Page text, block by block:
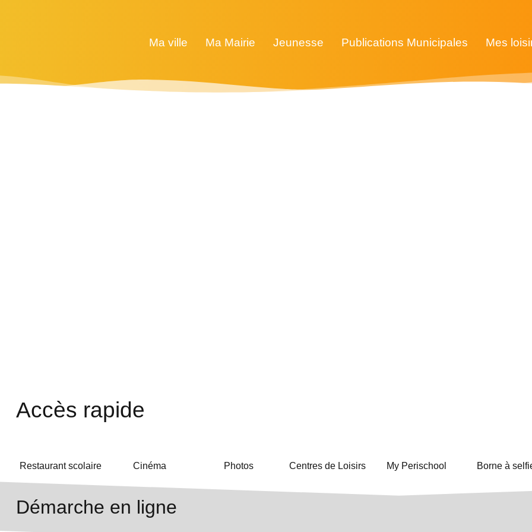
Ma ville Ma Mairie Jeunesse Publications Municipales Mes
Accès rapide
Restaurant scolaire Cinéma Photos Centres de Loisirs My Perischool Borne à
Démarche en ligne